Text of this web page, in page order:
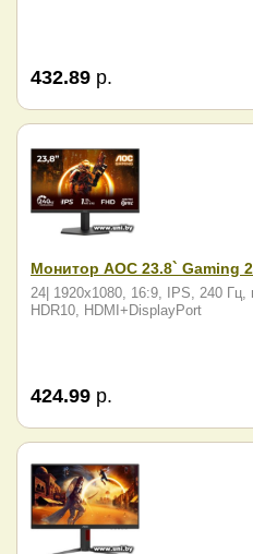
432.89 р.
Монитор AOC 23.8` Gaming
24| 1920x1080, 16:9, IPS, 240 Гц,
HDR10, HDMI+DisplayPort
424.99 р.